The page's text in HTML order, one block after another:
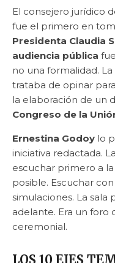
El consejero jurídico
fue el primero en
Presidenta Claudia
audiencia pública
no una formalidad.
trataba de opinar
la elaboración de un
Congreso de la
Ernestina Godoy lo
iniciativa redactada.
escuchar primero a
posible. Escuchar
simulaciones. La sala
adelante. Era un foro
ceremonial.
LOS 10 EJES